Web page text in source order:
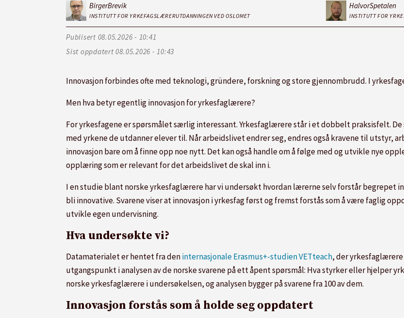
BirgerBrevik
INSTITUTT FOR YRKEFAGSLÆRERUTDANNINGEN VED OSLOMET
HalvorSpetalen
INSTITUTT FOR
Publisert
08.05.2026 - 10:41
Sist oppdatert
08.05.2026 - 10:43
Innovasjon forbindes ofte med teknologi, gründere, forskning og store gjennombrudd. I
Men hva betyr egentlig innovasjon for yrkesfaglærere?
For yrkesfagene er spørsmålet særlig interessant. Yrkesfaglærere står i et dobbelt praksisfelt.
med yrkene de utdanner elever til. Når arbeidslivet endrer seg, endres også kravene til utstyr,
innovasjon bare om å finne opp noe nytt. Det kan også handle om å følge med og utvikle nye
opplæring som er relevant for det arbeidslivet de skal inn i.
I en studie blant norske yrkesfaglærere har vi undersøkt hvordan lærerne selv forstår begrepet
bli innovative. Svarene viser at innovasjon i yrkesfag først og fremst forstås som å være faglig
utvikle egen undervisning.
Hva undersøkte vi?
Datamaterialet er hentet fra deninternasjonale Erasmus+-studien VETteach, der
utgangspunkt i analysen av de norske svarene på ett åpent spørsmål: Hva styrker eller hjelper
norske yrkesfaglærere i undersøkelsen, og analysen bygger på svarene fra 100 av dem.
Innovasjon forstås som å holde seg oppdatert